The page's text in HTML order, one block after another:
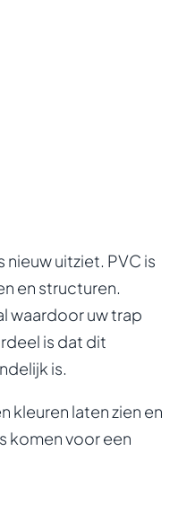
uitziet. PVC is
en structuren.
waardoor uw trap
is dat dit
is.
kleuren laten zien en
komen voor een